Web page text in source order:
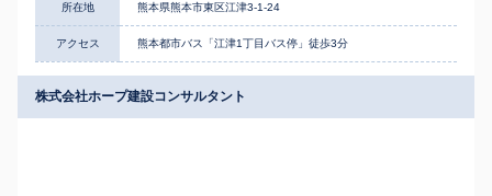
所在地 熊本県熊本市東区江津3-1-24
アクセス 熊本都市バス「江津1丁目バス停」徒歩3分
株式会社ホープ建設コンサルタント